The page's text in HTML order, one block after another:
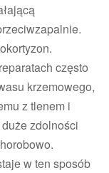
często
krzemowego,
z tlenem i
zdolności
w ten sposób